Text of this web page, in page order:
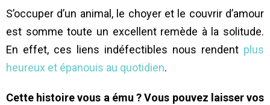
S’occuper d’un animal, le choyer et le couvrir d’amour
est somme toute un excellent remède à la solitude.
En effet, ces liens indéfectibles nous rendent plus
heureux et épanouis au quotidien.
Cette histoire vous a ému ? Vous pouvez laisser vos